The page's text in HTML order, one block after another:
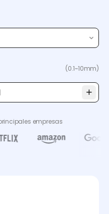
(0.1~10mm)
empresas